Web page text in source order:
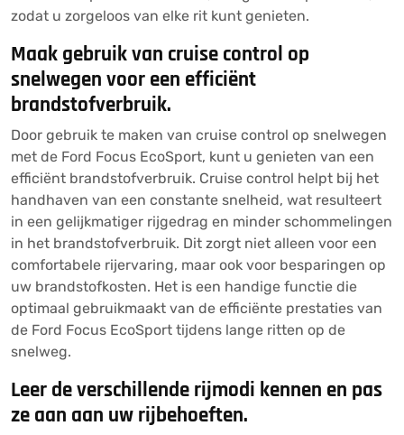
zodat u zorgeloos van elke rit kunt genieten.
Maak gebruik van cruise control op
snelwegen voor een efficiënt
brandstofverbruik.
Door gebruik te maken van cruise control op snelwegen
met de Ford Focus EcoSport, kunt u genieten van een
efficiënt brandstofverbruik. Cruise control helpt bij het
handhaven van een constante snelheid, wat resulteert
in een gelijkmatiger rijgedrag en minder schommelingen
in het brandstofverbruik. Dit zorgt niet alleen voor een
comfortabele rijervaring, maar ook voor besparingen op
uw brandstofkosten. Het is een handige functie die
optimaal gebruikmaakt van de efficiënte prestaties van
de Ford Focus EcoSport tijdens lange ritten op de
snelweg.
Leer de verschillende rijmodi kennen en pas
ze aan aan uw rijbehoeften.